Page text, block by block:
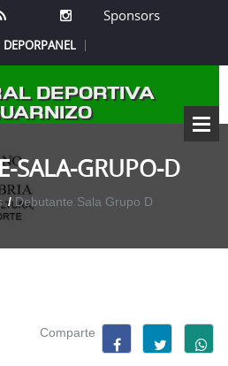
Sponsors
DEPORPANEL
DEPORTIVA
SALA-GRUPO-D
Debutante Sala Grupo D
Comparte